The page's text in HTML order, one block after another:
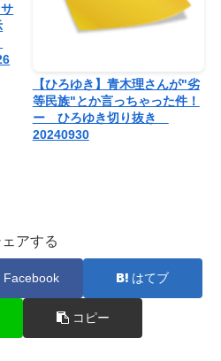
【ひろゆき】青木理さんが"劣
等民族"とか言っちゃった件！
ー ひろゆき切り抜き
20240930
ェアする
Facebook はてブ
コピー